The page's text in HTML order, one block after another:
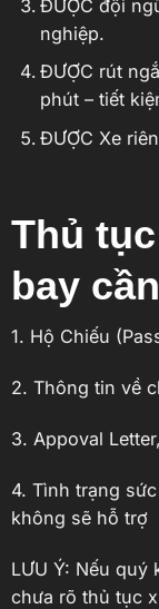
ĐƯỢC đội
nghiệp.
ĐƯỢC rút
phút – tiết
ĐƯỢC Xe
Thủ tục
bay
1. Hộ Chiếu
2. Thông tin về
3. Appoval
4. Tình trạng
không sẽ hỗ trợ
LƯU Ý: Nếu quý
chưa rõ thủ tục